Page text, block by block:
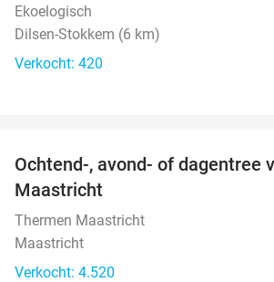
Ekoelogisch
Dilsen-Stokkem (6 km)
Verkocht: 420
Ochtend-, avond- of dagentree
Maastricht
Thermen Maastricht
Maastricht
Verkocht: 4.520